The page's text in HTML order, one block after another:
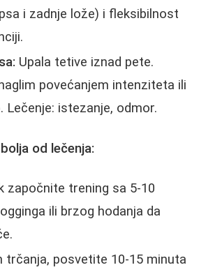
i zadnje lože) i fleksibilnost
Upala tetive iznad pete.
povećanjem intenziteta ili
Lečenje: istezanje, odmor.
od lečenja:
započnite trening sa 5-10
ili brzog hodanja da
trčanja, posvetite 10-15 minuta